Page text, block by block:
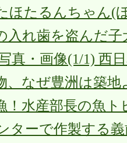
ほたるんちゃん(
れ歯を盗んだ子
真・画像(1/1) 西
、なぜ豊洲は築
！水産部長の魚
ターで作製する